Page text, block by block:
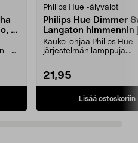
3
–
Philips Hue -älyvalot
Philips Hue Dimmer
Langaton himmennin
kaukosäädin
Kauko-ohjaa Philips Hue -
järjestelmän lamppuja.
21,95
Lisää ostoskoriin